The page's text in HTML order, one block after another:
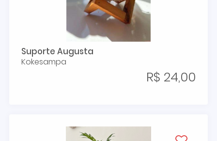
Suporte Augusta
Kokesampa
R$ 24,00